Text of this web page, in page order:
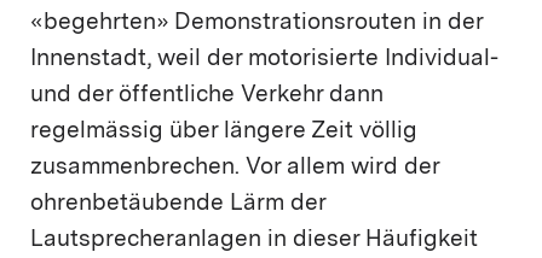
«begehrten» Demonstrationsrouten in der
Innenstadt, weil der motorisierte Individual-
und der öffentliche Verkehr dann
regelmässig über längere Zeit völlig
zusammenbrechen. Vor allem wird der
ohrenbetäubende Lärm der
Lautsprecheranlagen in dieser Häufigkeit